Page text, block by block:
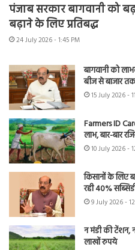
पंजाब सरकार बागवानी को
बढ़ाने के लिए प्रतिबद्ध
24 July 2026 - 1:45 PM
बागवानी को
बीज से बाजार
15 July 2026 -
Farmers ID
लाभ, बार-बार
10 July 2026 -
किसानों के लिए
रही 40%
9 July 2026 -
न मंडी की टेंशन,
लाखों रुपये